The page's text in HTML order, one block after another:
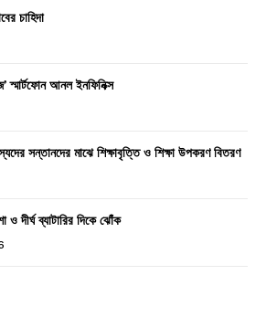
চাহিদা
স্মার্টফোন আনল ইনফিনিক্স
সন্তানদের মাঝে শিক্ষাবৃত্তি ও শিক্ষা উপকরণ বিতরণ
ও দীর্ঘ ব্যাটারির দিকে ঝোঁক